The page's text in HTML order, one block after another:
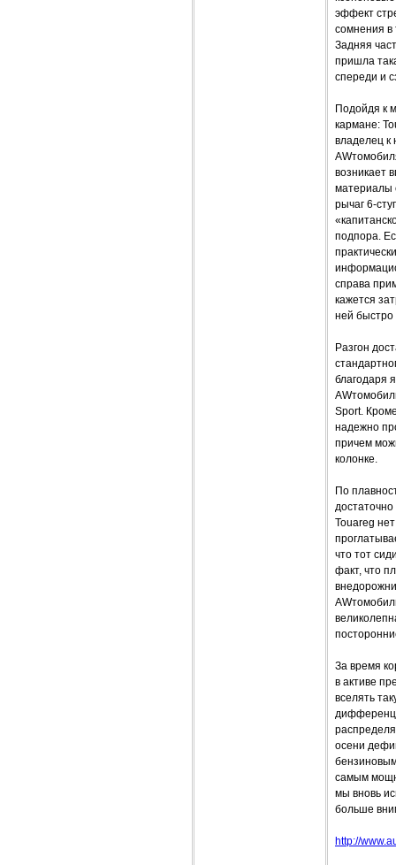
эффект
сомнения в
Задняя
пришла
спереди и
Подойдя к
кармане:
владелец к
возникает
материалы
рычаг 6-
подпора.
справа
кажется
ней быстро
Разгон
благодаря
Sport.
надежно
причем
колонке.
По
Touareg
что тот
факт, что
За время
в активе
вселять
осени
самым
мы вновь
больше
http://